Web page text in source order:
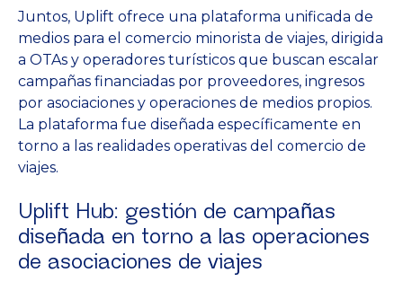
Juntos, Uplift ofrece una plataforma unificada de
medios para el comercio minorista de viajes, dirigida
a OTAs y operadores turísticos que buscan escalar
campañas financiadas por proveedores, ingresos
por asociaciones y operaciones de medios propios.
La plataforma fue diseñada específicamente en
torno a las realidades operativas del comercio de
viajes.
Uplift Hub: gestión de campañas
diseñada en torno a las operaciones
de asociaciones de viajes